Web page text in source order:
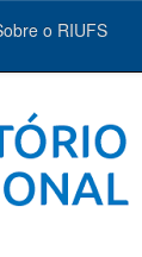
o RIUFS